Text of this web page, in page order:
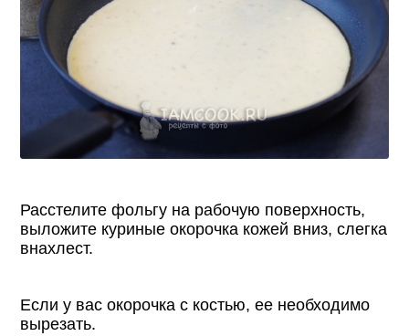
Расстелите фольгу на рабочую поверхность,
выложите куриные окорочка кожей вниз, слегка
внахлест.
Если у вас окорочка с костью, ее необходимо
вырезать.